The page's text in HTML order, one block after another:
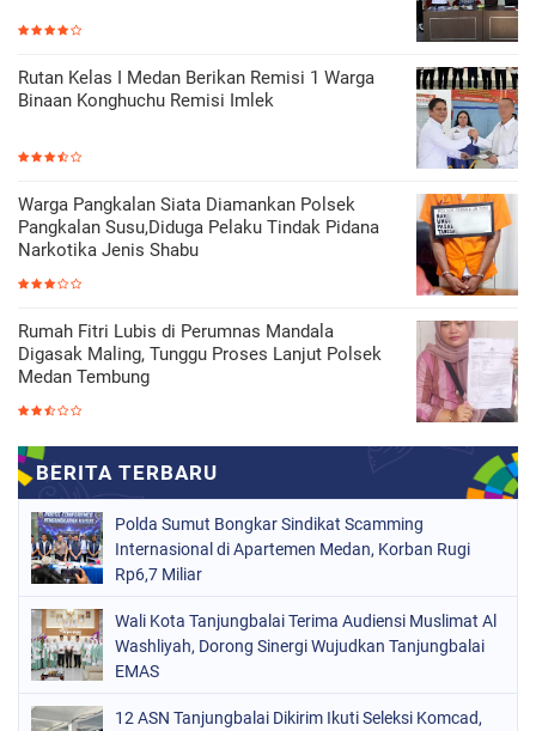
Rutan Kelas I Medan Berikan Remisi 1 Warga
Binaan Konghuchu Remisi Imlek
Warga Pangkalan Siata Diamankan Polsek
Pangkalan Susu,Diduga Pelaku Tindak Pidana
Narkotika Jenis Shabu
Rumah Fitri Lubis di Perumnas Mandala
Digasak Maling, Tunggu Proses Lanjut Polsek
Medan Tembung
Polda Sumut Bongkar Sindikat Scamming
Internasional di Apartemen Medan, Korban Rugi
Rp6,7 Miliar
Wali Kota Tanjungbalai Terima Audiensi Muslimat Al
Washliyah, Dorong Sinergi Wujudkan Tanjungbalai
EMAS
12 ASN Tanjungbalai Dikirim Ikuti Seleksi Komcad,